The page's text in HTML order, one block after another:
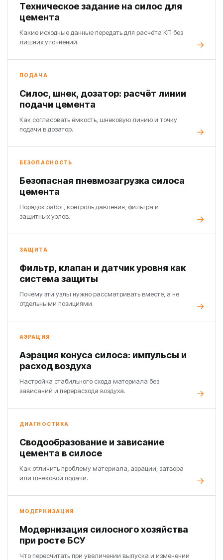
Техническое задание на силос для
цемента
Какие исходные данные передать для расчёта КП без
лишних уточнений.
ПОДАЧА
Силос, шнек, дозатор: расчёт линии
подачи цемента
Как согласовать ёмкость, шнековую линию и точку
подачи в дозатор.
БЕЗОПАСНОСТЬ
Безопасная пневмозагрузка силоса
цемента
Порядок работ, контроль давления, фильтра и
защитных узлов.
ЗАЩИТА
Фильтр, клапан и датчик уровня как
система защиты
Почему эти узлы нужно рассматривать вместе, а не
отдельными позициями.
АЭРАЦИЯ
Аэрация конуса силоса: импульсы и
расход воздуха
Настройка стабильного схода материала без
зависаний и перерасхода воздуха.
ДИАГНОСТИКА
Сводообразование и зависание
цемента в силосе
Как отличить проблему материала, аэрации, затвора
или шнековой подачи.
МОДЕРНИЗАЦИЯ
Модернизация силосного хозяйства
при росте БСУ
Что пересчитать при увеличении выпуска и изменении